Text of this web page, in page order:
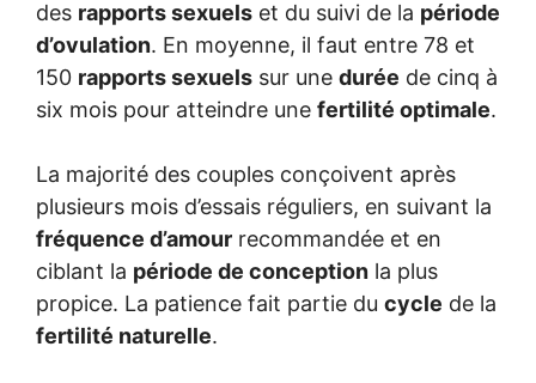
des rapports sexuels et du suivi de la période
d’ovulation. En moyenne, il faut entre 78 et
150 rapports sexuels sur une durée de cinq à
six mois pour atteindre une fertilité optimale.
La majorité des couples conçoivent après
plusieurs mois d’essais réguliers, en suivant la
fréquence d’amour recommandée et en
ciblant la période de conception la plus
propice. La patience fait partie du cycle de la
fertilité naturelle.